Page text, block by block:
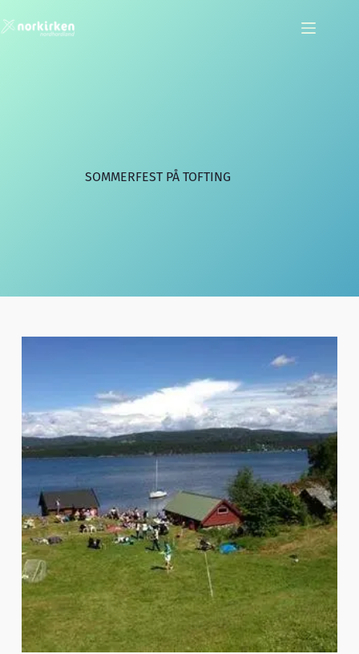
til
innholdet
SOMMERFEST PÅ TOFTING